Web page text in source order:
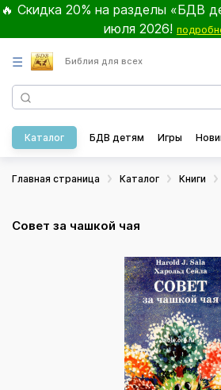
🔥 Скидка 20% на разделы «БДВ
июля 2026!
☰ Библия для всех
Каталог БДВ детям Игры
Главная страница Каталог Книги
Совет за чашкой чая